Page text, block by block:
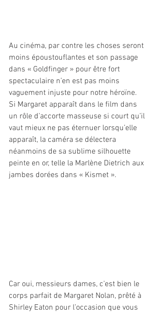
Au cinéma, par contre les choses seront
moins époustouflantes et son passage
dans « Goldfinger » pour être fort
spectaculaire n’en est pas moins
vaguement injuste pour notre héroïne.
Si Margaret apparaît dans le film dans
un rôle d’accorte masseuse si court qu’il
vaut mieux ne pas éternuer lorsqu’elle
apparaît, la caméra se délectera
néanmoins de sa sublime silhouette
peinte en or, telle la Marlène Dietrich aux
jambes dorées dans « Kismet ».
Car oui, messieurs dames, c’est bien le
corps parfait de Margaret Nolan, prêté à
Shirley Eaton pour l’occasion que vous